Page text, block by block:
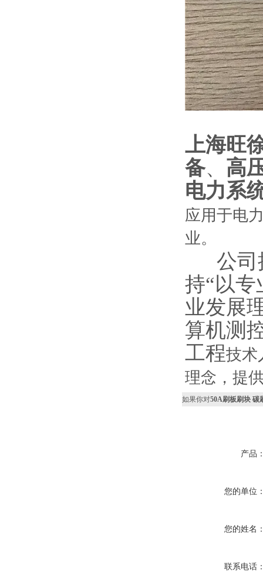
上海旺
备、 高
电力系
应用于电
业。
公司
持“以
业发展
算机测
工程技术
理念，提
如果你对50A刷板刷块 碳
产品
您的单位
您的姓名
联系电话